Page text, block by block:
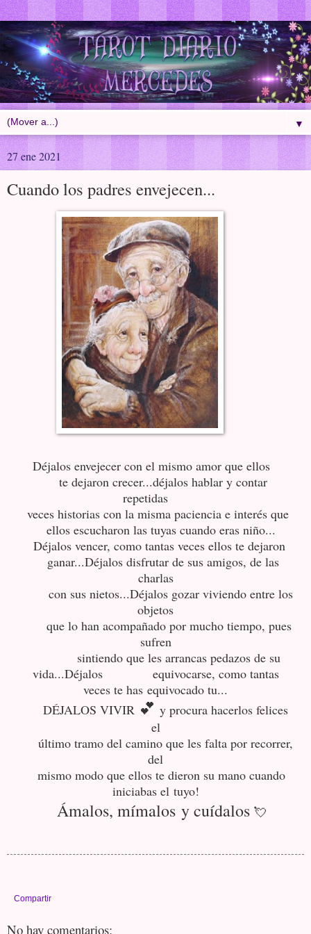
▼
27 ene 2021
Cuando los padres envejecen...
Déjalos envejecer con el mismo amor que ellos
te dejaron crecer...déjalos hablar y contar
repetidas
veces historias con la misma paciencia e interés que
ellos escucharon las tuyas cuando eras niño...
Déjalos vencer, como tantas veces ellos te dejaron
ganar...Déjalos disfrutar de sus amigos, de las
charlas
con sus nietos...Déjalos gozar viviendo entre los
objetos
que lo han acompañado por mucho tiempo, pues
sufren
sintiendo que les arrancas pedazos de su
vida...Déjalos equivocarse, como tantas
veces te has equivocado tu...
DÉJALOS VIVIR💕 y procura hacerlos felices
el
último tramo del camino que les falta por recorrer,
del
mismo modo que ellos te dieron su mano cuando
iniciabas el tuyo!
Ámalos, mímalos y cuídalos💘
Compartir
No hay comentarios: